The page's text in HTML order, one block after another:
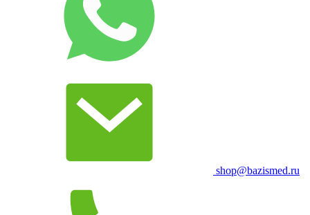
shop@bazismed.ru